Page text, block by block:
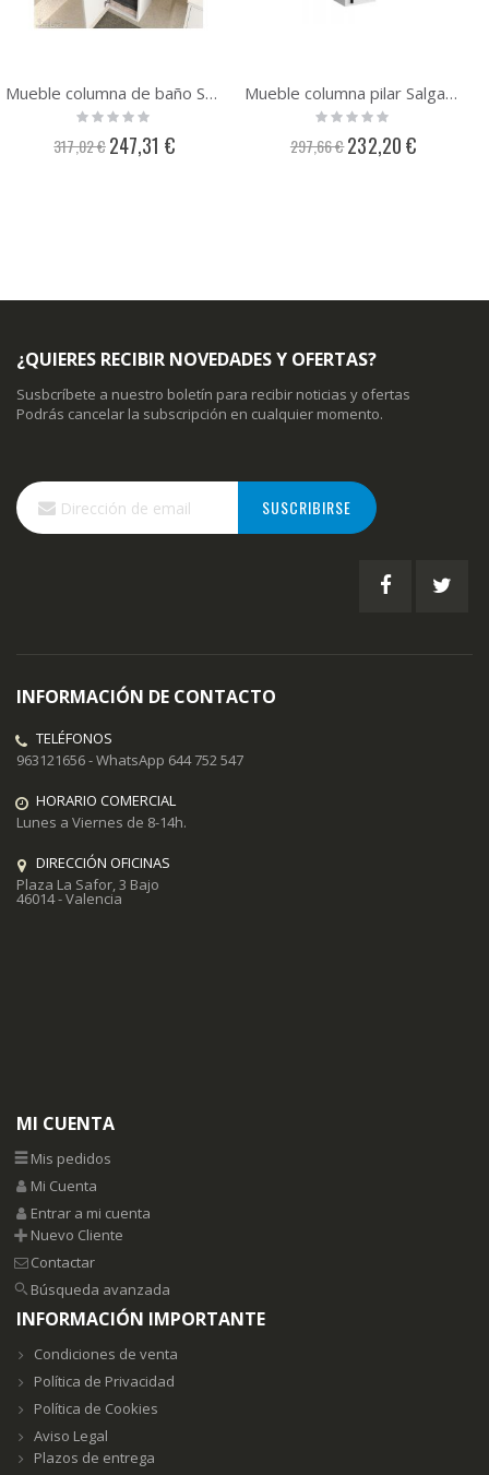
Mueble columna de baño Salgar Optimus
Rating:
0%
317,02 € Precio
especial
247,31 €
Mueble columna pilar Salgar Attila
Rating:
0%
297,66 € Precio
especial
232,20 €
¿QUIERES RECIBIR NOVEDADES Y OFERTAS?
Susbcríbete a nuestro boletín para recibir noticias y ofertas
Podrás cancelar la subscripción en cualquier momento.
Inscríbase
a
nuestro
SUSCRIBIRSE
INFORMACIÓN DE CONTACTO
TELÉFONOS
963121656 - WhatsApp 644 752 547
HORARIO COMERCIAL
Lunes a Viernes de 8-14h.
DIRECCIÓN OFICINAS
Plaza La Safor, 3 Bajo
46014 - Valencia
MI CUENTA
Mis pedidos
Mi Cuenta
Entrar a mi cuenta
Nuevo Cliente
Contactar
Búsqueda avanzada
INFORMACIÓN IMPORTANTE
Condiciones de venta
Política de Privacidad
Política de Cookies
Aviso Legal
Plazos de entrega